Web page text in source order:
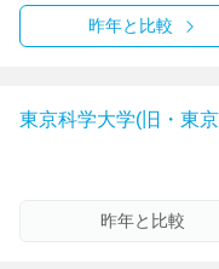
昨年と比較
東京科学大学(旧・東
昨年と比較